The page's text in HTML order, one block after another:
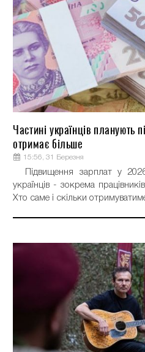
Частині українців планують
отримає більше
15:56, 31 Березня
Підвищення зарплат у
українців - зокрема
Хто саме і скільки